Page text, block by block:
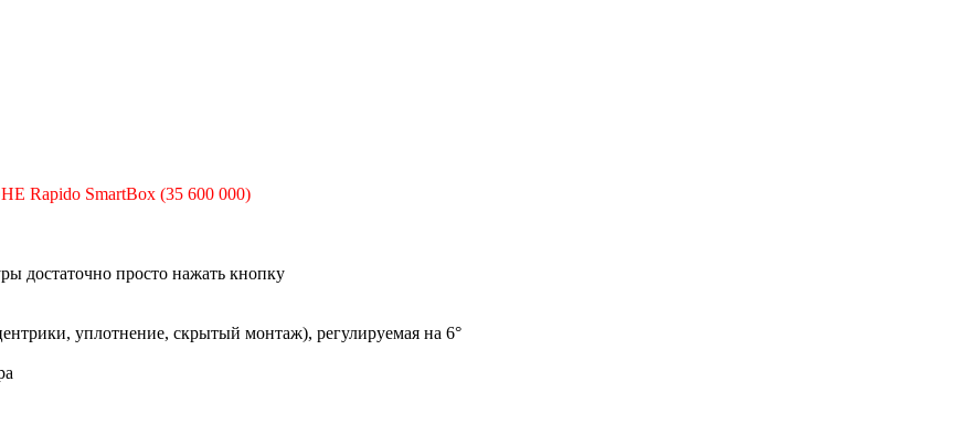
Rapido SmartBox (35 600 000)
достаточно просто нажать кнопку
уплотнение, скрытый монтаж), регулируемая на 6°